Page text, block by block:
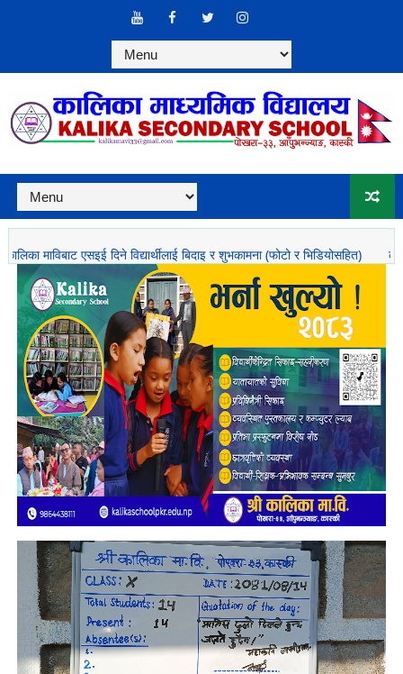
बिदाइ र शुभकामना (फोटो र भिडियोसहित) कालिका माविको ४३ औँ